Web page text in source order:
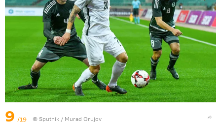
9 /19 © Sputnik / Murad Orujov